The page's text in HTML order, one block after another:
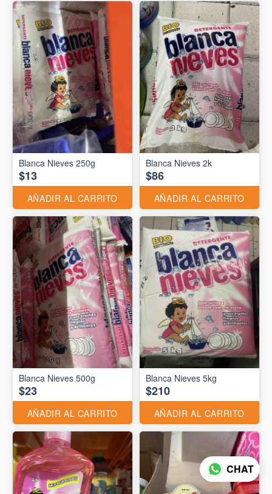
Blanca Nieves 250g
$13
AÑADIR AL CARRITO
Blanca Nieves 2k
$86
AÑADIR AL CARRITO
Blanca Nieves 500g
$23
AÑADIR AL CARRITO
Blanca Nieves 5kg
$210
AÑADIR AL CARRITO
CHAT